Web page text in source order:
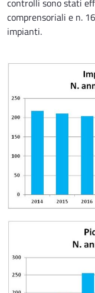
comprensoriali e n.
impianti.